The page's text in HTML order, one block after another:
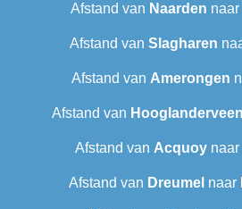
Afstand van Naarden naar
Afstand van Slagharen
Afstand van Amerongen
Afstand van Hooglanderveen
Afstand van Acquoy naar
Afstand van Dreumel naar